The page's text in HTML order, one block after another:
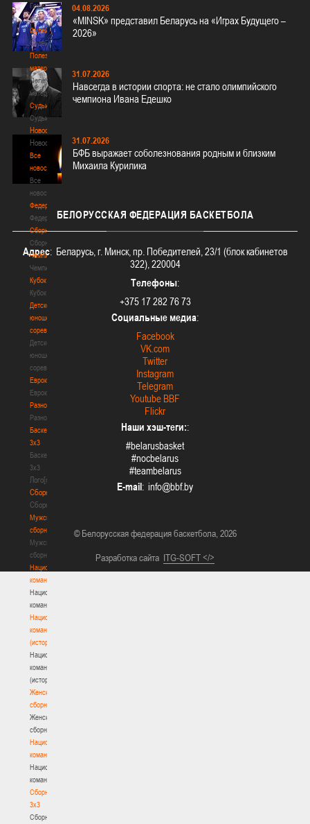
Гомельская
обл
Судейство
Судейство
Полезные
материалы
Полезные
материалы
Судьи
Судьи
Новости
Новости
Все
новости
Все
новости
Федерация
Федерация
Сборные
Сборные
Чемпионат
Чемпионат
Кубок
Кубок
Детско-
юношеские
соревнования
Детско-
юношеские
соревнования
Еврокубки
Еврокубки
Разное
Разное
Баскетбол
3х3
Баскетбол
3х3
Лого[modid=121]
Сборные
Сборные
Мужские
сборные
Мужские
сборные
Национальная
команда
Национальная
команда
Национальная
команда
(история)
Национальная
команда
(история)
Женские
сборные
Женские
сборные
Национальная
команда
Национальная
команда
Сборные
3х3
Сборные
04.08.2026
«MINSK» представил Беларусь на «Играх Будущего –
2026»
31.07.2026
Навсегда в истории спорта: не стало олимпийского
чемпиона Ивана Едешко
31.07.2026
БФБ выражает соболезнования родным и близким
Михаила Курилика
БЕЛОРУССКАЯ ФЕДЕРАЦИЯ БАСКЕТБОЛА
Адрес: Беларусь, г. Минск, пр. Победителей, 23/1 (блок кабинетов
322), 220004
Телефоны:
+375 17 282 76 73
Социальные медиа:
Facebook
VK.com
Twitter
Instagram
Telegram
Youtube BBF
Flickr
Наши хэш-теги::
#belarusbasket
#nocbelarus
#teambelarus
E-mail:
© Белорусская федерация баскетбола, 2026
Разработка сайта ITG-SOFT </>